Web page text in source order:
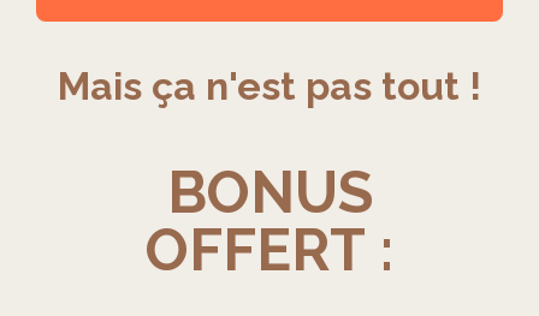
Mais ça n'est pas tout !
BONUS
OFFERT :